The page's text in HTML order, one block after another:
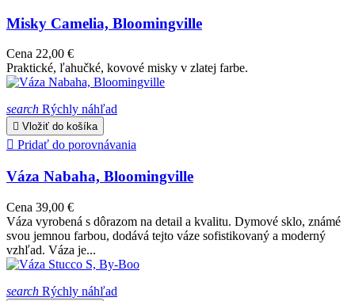
Misky Camelia, Bloomingville
Cena 22,00 €
Praktické, ľahučké, kovové misky v zlatej farbe.
search Rýchly náhľad
 Vložiť do košíka
 Pridať do porovnávania
Váza Nabaha, Bloomingville
Cena 39,00 €
Váza vyrobená s dôrazom na detail a kvalitu. Dymové sklo, známé
svou jemnou farbou, dodává tejto váze sofistikovaný a moderný
vzhľad. Váza je...
search Rýchly náhľad